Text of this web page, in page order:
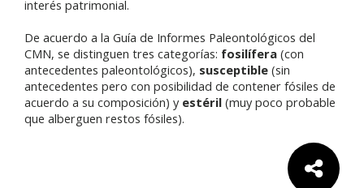
interés patrimonial.
De acuerdo a la Guía de Informes Paleontológicos del
CMN, se distinguen tres categorías: fosilífera (con
antecedentes paleontológicos), susceptible (sin
antecedentes pero con posibilidad de contener fósiles de
acuerdo a su composición) y estéril (muy poco probable
que alberguen restos fósiles).